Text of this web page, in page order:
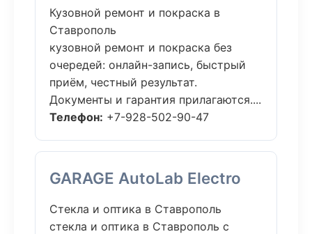
Кузовной ремонт и покраска в
Ставрополь
кузовной ремонт и покраска без
очередей: онлайн-запись, быстрый
приём, честный результат.
Документы и гарантия прилагаются....
Телефон: +7-928-502-90-47
GARAGE AutoLab Electro
Стекла и оптика в Ставрополь
стекла и оптика в Ставрополь с